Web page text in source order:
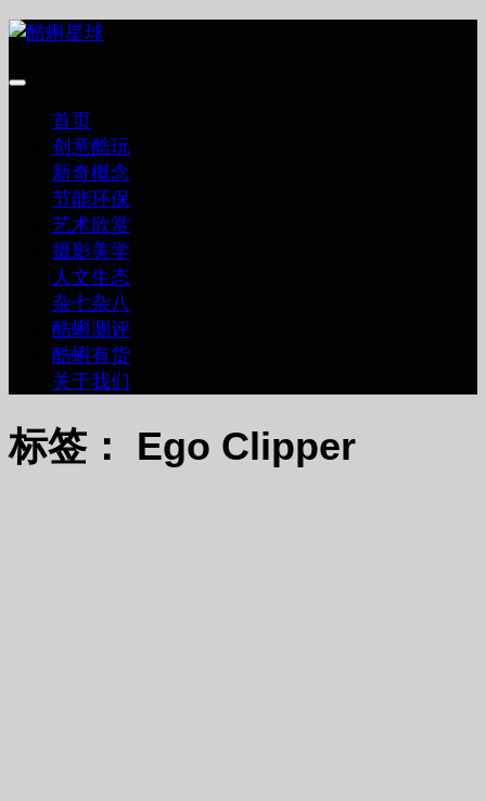
跳
内
首页
创意酷玩
新奇概念
节能环保
艺术欣赏
摄影美学
人文生态
杂七杂八
酷蝌测评
酷蝌有货
关于我们
标签： Ego Clipper